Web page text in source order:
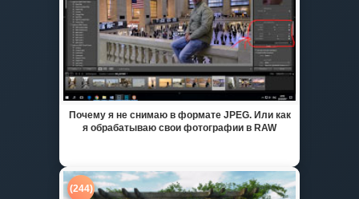
Почему я не снимаю в формате JPEG. Или как
я обрабатываю свои фотографии в RAW
(244)